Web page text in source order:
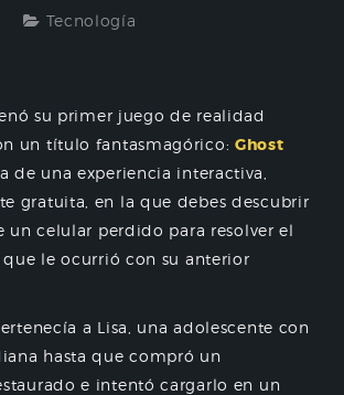
Tecnología
su primer juego de realidad
un título fantasmagórico:Ghost
de una experiencia interactiva,
gratuita, en la que debes descubrir
un celular perdido para resolver el
le ocurrió con su anterior
a Lisa, una adolescente con
hasta que compró un
e intentó cargarlo en un